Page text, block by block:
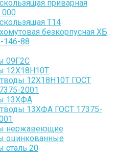
приварная
Т14
безкорпусная ХБ
146-88
09Г2С
12Х18Н10Т
12Х18Н10Т ГОСТ
2001
13ХФА
13ХФА ГОСТ 17375-
нержавеющие
оцинкованные
сталь 20